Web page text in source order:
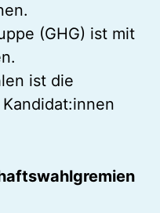
(GHG) ist mit
ist die